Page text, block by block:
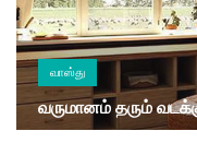
வாஸ்து
வருமானம் தரும்